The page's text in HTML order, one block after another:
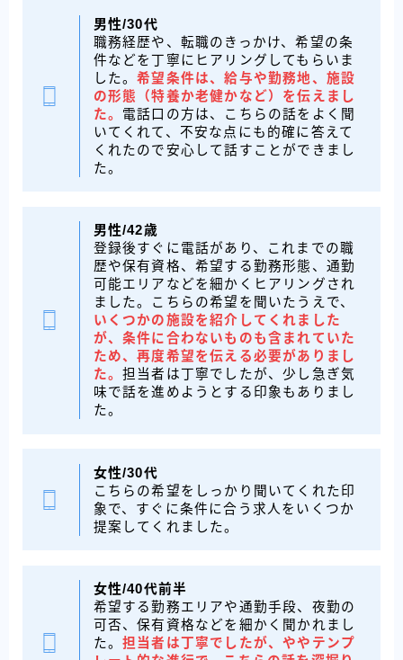
男性/30代
職務経歴や、転職のきっかけ、希望の条
件などを丁寧にヒアリングしてもらいま
した。希望条件は、給与や勤務地、施設
の形態（特養か老健かなど）を伝えまし
た。 電話口の方は、こちらの話をよく聞
いてくれて、不安な点にも的確に答えて
くれたので安心して話すことができまし
た。
男性/42歳
登録後すぐに電話があり、これまでの職
歴や保有資格、希望する勤務形態、通勤
可能エリアなどを細かくヒアリングされ
ました。こちらの希望を聞いたうえで、
いくつかの施設を紹介してくれました
が、条件に合わないものも含まれていた
ため、再度希望を伝える必要がありまし
た。担当者は丁寧でしたが、少し急ぎ気
味で話を進めようとする印象もありまし
た。
女性/30代
こちらの希望をしっかり聞いてくれた印
象で、すぐに条件に合う求人をいくつか
提案してくれました。
女性/40代前半
希望する勤務エリアや通勤手段、夜勤の
可否、保有資格などを細かく聞かれまし
た。担当者は丁寧でしたが、ややテンプ